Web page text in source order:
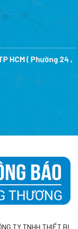
HCM ( Phường 24 ,
TY TNHH THIẾT BỊ